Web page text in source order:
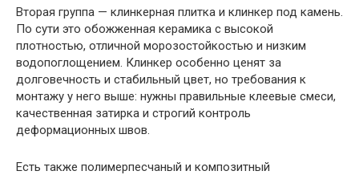
Вторая группа — клинкерная плитка и клинкер под камень.
По сути это обожженная керамика с высокой
плотностью, отличной морозостойкостью и низким
водопоглощением. Клинкер особенно ценят за
долговечность и стабильный цвет, но требования к
монтажу у него выше: нужны правильные клеевые смеси,
качественная затирка и строгий контроль
деформационных швов.
Есть также полимерпесчаный и композитный